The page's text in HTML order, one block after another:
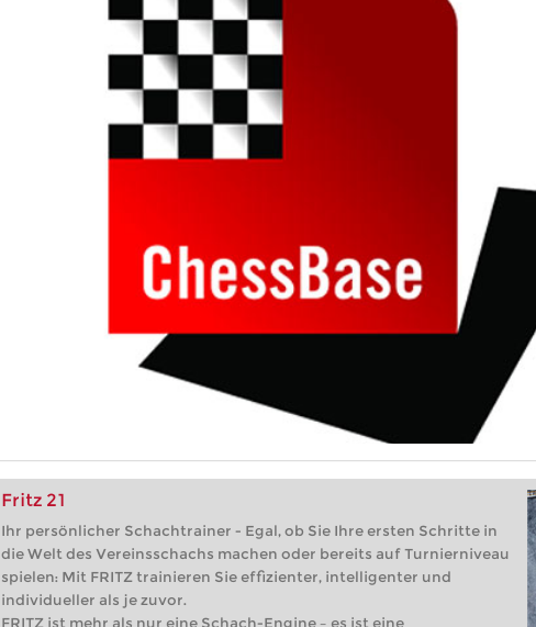
Fritz 21
Ihr persönlicher Schachtrainer - Egal, ob Sie Ihre ersten Schritte in
die Welt des Vereinsschachs machen oder bereits auf Turnierniveau
spielen: Mit FRITZ trainieren Sie effizienter, intelligenter und
individueller als je zuvor.